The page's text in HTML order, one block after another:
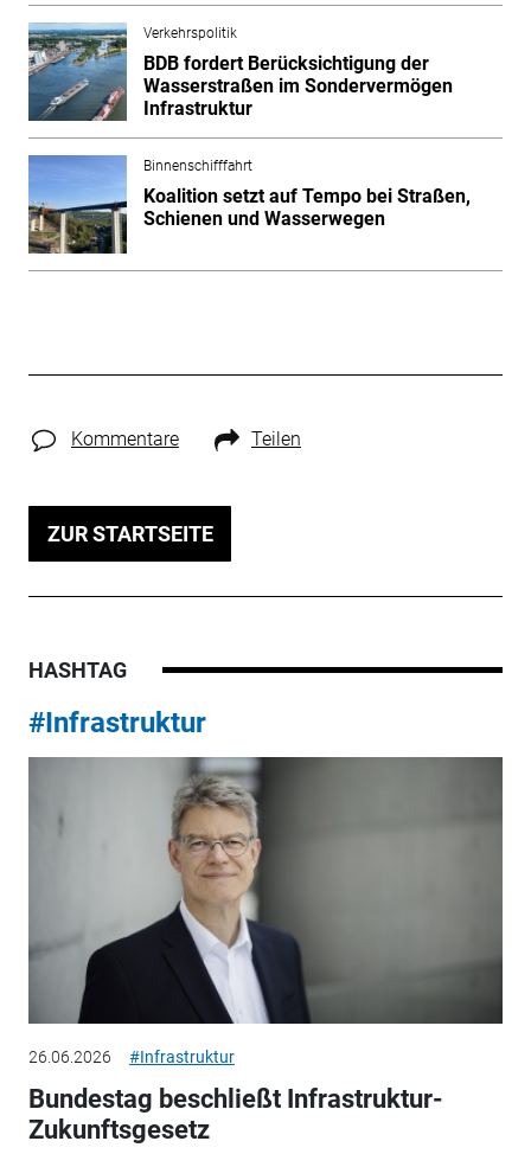
Verkehrspolitik
BDB fordert Berücksichtigung der
Wasserstraßen im Sondervermögen
Infrastruktur
Binnenschifffahrt
Koalition setzt auf Tempo bei Straßen,
Schienen und Wasserwegen
Kommentare Teilen
ZUR STARTSEITE
HASHTAG
#Infrastruktur
26.06.2026 #Infrastruktur
Bundestag beschließt Infrastruktur-
Zukunftsgesetz